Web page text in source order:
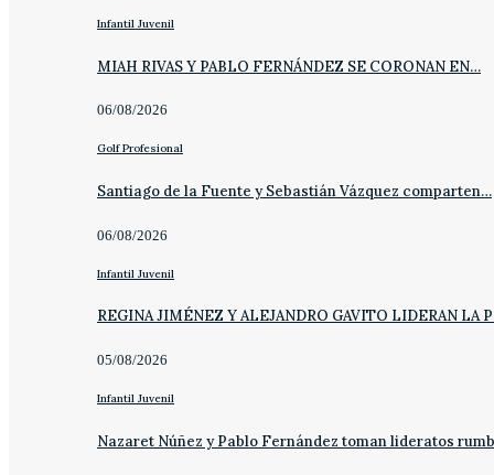
Infantil Juvenil
MIAH RIVAS Y PABLO FERNÁNDEZ SE CORONAN EN…
06/08/2026
Golf Profesional
Santiago de la Fuente y Sebastián Vázquez comparten…
06/08/2026
Infantil Juvenil
REGINA JIMÉNEZ Y ALEJANDRO GAVITO LIDERAN LA
05/08/2026
Infantil Juvenil
Nazaret Núñez y Pablo Fernández toman lideratos